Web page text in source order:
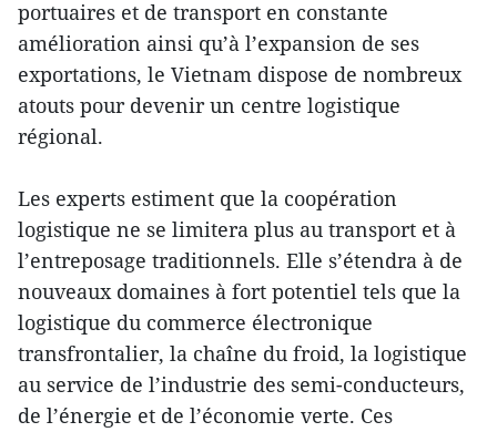
portuaires et de transport en constante
amélioration ainsi qu’à l’expansion de ses
exportations, le Vietnam dispose de nombreux
atouts pour devenir un centre logistique
régional.
Les experts estiment que la coopération
logistique ne se limitera plus au transport et à
l’entreposage traditionnels. Elle s’étendra à de
nouveaux domaines à fort potentiel tels que la
logistique du commerce électronique
transfrontalier, la chaîne du froid, la logistique
au service de l’industrie des semi-conducteurs,
de l’énergie et de l’économie verte. Ces